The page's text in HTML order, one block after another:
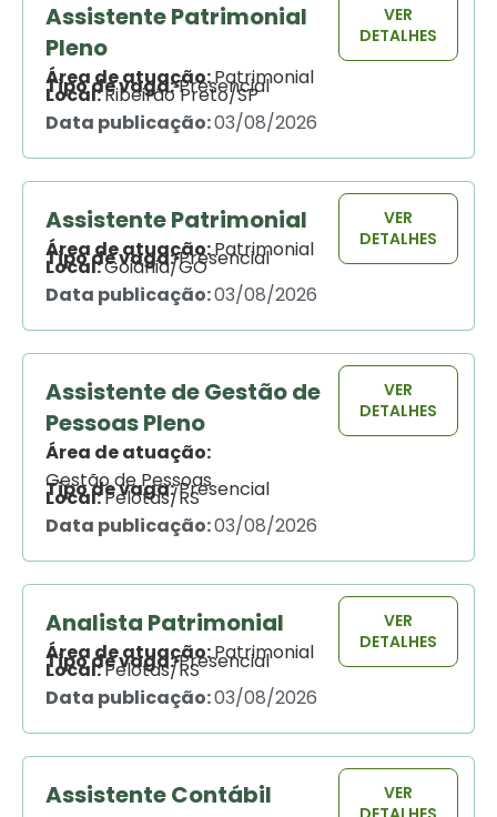
Assistente Patrimonial
Pleno
Área de atuação:Patrimonial
Tipo de vaga:Presencial
Local:Ribeirão Preto/SP
Data publicação:03/08/2026
VER
DETALHES
Assistente Patrimonial
Área de atuação:Patrimonial
Tipo de vaga:Presencial
Local:Goiânia/GO
Data publicação:03/08/2026
VER
DETALHES
Assistente de Gestão de
Pessoas Pleno
Área de atuação:
Gestão de Pessoas
Tipo de vaga:Presencial
Local:Pelotas/RS
Data publicação:03/08/2026
VER
DETALHES
Analista Patrimonial
Área de atuação:Patrimonial
Tipo de vaga:Presencial
Local:Pelotas/RS
Data publicação:03/08/2026
VER
DETALHES
Assistente Contábil
VER